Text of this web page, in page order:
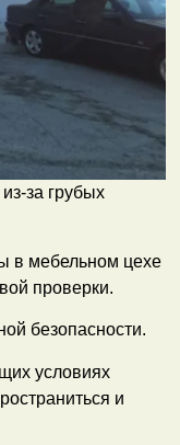
за грубых
в мебельном цехе
проверки.
безопасности.
условиях
и